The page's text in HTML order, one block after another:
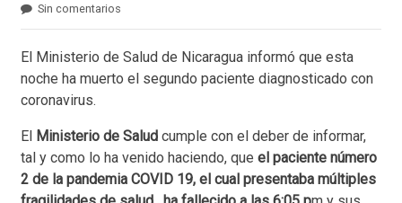
Sin comentarios
El Ministerio de Salud de Nicaragua informó que esta
noche ha muerto el segundo paciente diagnosticado con
coronavirus.
El Ministerio de Salud cumple con el deber de informar,
tal y como lo ha venido haciendo, que el paciente número
2 de la pandemia COVID 19, el cual presentaba múltiples